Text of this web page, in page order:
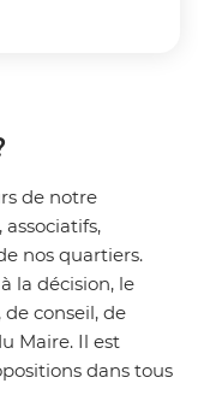
de notre
nos quartiers.
la décision, le
conseil, de
Maire. Il est
dans tous